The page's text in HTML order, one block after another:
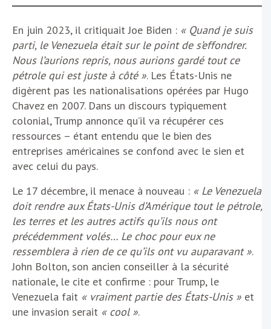
En juin 2023, il critiquait Joe Biden : « Quand je suis
parti, le Venezuela était sur le point de s’effondrer.
Nous l’aurions repris, nous aurions gardé tout ce
pétrole qui est juste à côté ». Les États-Unis ne
digèrent pas les nationalisations opérées par Hugo
Chavez en 2007. Dans un discours typiquement
colonial, Trump annonce qu’il va récupérer ces
ressources – étant entendu que le bien des
entreprises américaines se confond avec le sien et
avec celui du pays.
Le 17 décembre, il menace à nouveau : « Le Venezuela
doit rendre aux États-Unis d’Amérique tout le pétrole,
les terres et les autres actifs qu’ils nous ont
précédemment volés… Le choc pour eux ne
ressemblera à rien de ce qu’ils ont vu auparavant ».
John Bolton, son ancien conseiller à la sécurité
nationale, le cite et confirme : pour Trump, le
Venezuela fait « vraiment partie des États-Unis » et
une invasion serait « cool ».